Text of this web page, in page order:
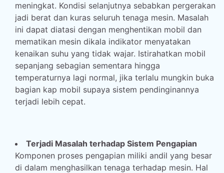
meningkat. Kondisi selanjutnya sebabkan pergerakan
jadi berat dan kuras seluruh tenaga mesin. Masalah
ini dapat diatasi dengan menghentikan mobil dan
mematikan mesin dikala indikator menyatakan
kenaikan suhu yang tidak wajar. Istirahatkan mobil
sepanjang sebagian sementara hingga
temperaturnya lagi normal, jika terlalu mungkin buka
bagian kap mobil supaya sistem pendinginannya
terjadi lebih cepat.
Terjadi Masalah terhadap Sistem Pengapian
Komponen proses pengapian miliki andil yang besar
di dalam menghasilkan tenaga terhadap mesin. Hal